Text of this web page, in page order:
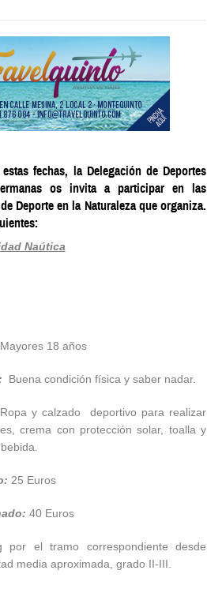
fechas, la Delegación de Deportes
os invita a participar en las
Deporte en la Naturaleza que organiza.
Naútica
Mayores 18 años
Buena condición física y saber nadar.
Ropa y calzado deportivo para realizar
crema con protección solar, toalla y
25 Euros
40 Euros
por el tramo correspondiente desde
media aproximada, grado II-III.